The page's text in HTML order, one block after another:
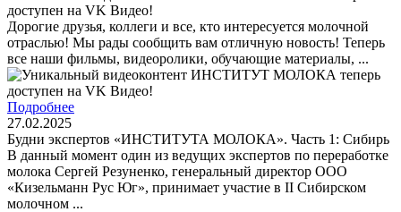
доступен на VK Видео!
Дорогие друзья, коллеги и все, кто интересуется молочной
отраслью! Мы рады сообщить вам отличную новость! Теперь
все наши фильмы, видеоролики, обучающие материалы, ...
Подробнее
27.02.2025
Будни экспертов «ИНСТИТУТА МОЛОКА». Часть 1: Сибирь
В данный момент один из ведущих экспертов по переработке
молока Сергей Резуненко, генеральный директор ООО
«Кизельманн Рус Юг», принимает участие в II Сибирском
молочном ...